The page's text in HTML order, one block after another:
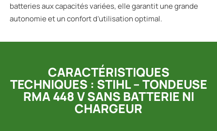
batteries aux capacités variées, elle garantit une grande
autonomie et un confort d’utilisation optimal.
CARACTÉRISTIQUES
TECHNIQUES : STIHL – TONDEUSE
RMA 448 V SANS BATTERIE NI
CHARGEUR